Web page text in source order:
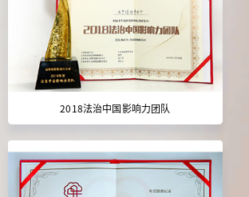
2018法治中国影响力团队